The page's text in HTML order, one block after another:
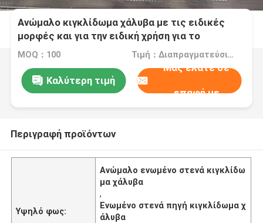
Ανώμαλο κιγκλίδωμα χάλυβα με τις ειδικές
μορφές και για την ειδική χρήση για το
εργοστάσιο, πηγή, σωλήνωση, κάλυψη δέντρων
MOQ：100 Τιμή：Διαπραγματεύσιμα
Καλύτερη τιμή
Μας ελάτε σε
επαφή με
Περιγραφή προϊόντων
Υψηλό φως:
Ανώμαλο ενωμένο στενά κιγκλίδω
μα χάλυβα
,
Ενωμένο στενά πηγή κιγκλίδωμα χ
άλυβα